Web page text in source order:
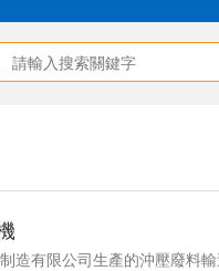
造有限公司生產的沖壓廢料